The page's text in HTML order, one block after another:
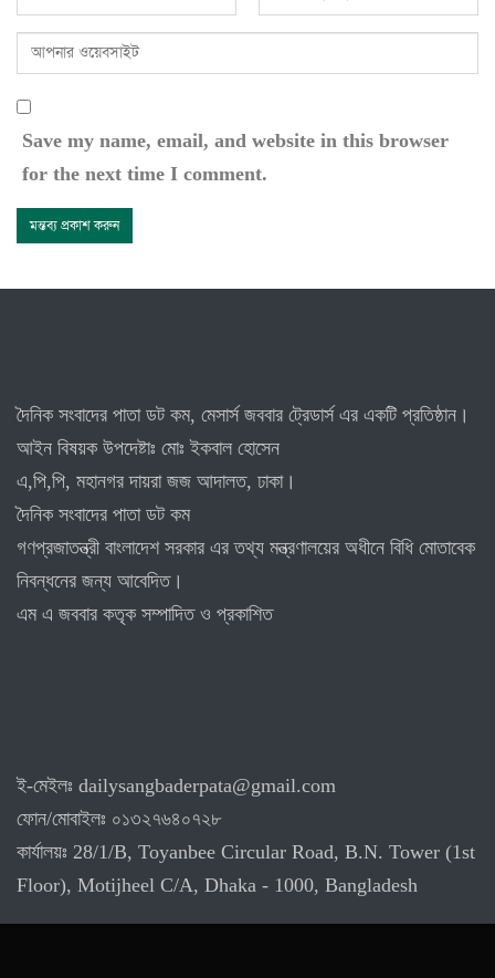
Save my name, email, and website in this browser
for the next time I comment.
দৈনিক সংবাদের পাতা ডট কম, মেসার্স জববার ট্রেডার্স এর একটি প্রতিষ্ঠান।
আইন বিষয়ক উপদেষ্টাঃ মোঃ ইকবাল হোসেন
এ,পি,পি, মহানগর দায়রা জজ আদালত, ঢাকা।
দৈনিক সংবাদের পাতা ডট কম
গণপ্রজাতন্ত্রী বাংলাদেশ সরকার এর তথ্য মন্ত্রণালয়ের অধীনে বিধি মোতাবেক
নিবন্ধনের জন্য আবেদিত।
এম এ জববার কতৃক সম্পাদিত ও প্রকাশিত
ই-মেইলঃ dailysangbaderpata@gmail.com
ফোন/মোবাইলঃ ০১৩২৭৬৪০৭২৮
কার্যালয়ঃ 28/1/B, Toyanbee Circular Road, B.N. Tower (1st
Floor), Motijheel C/A, Dhaka - 1000, Bangladesh